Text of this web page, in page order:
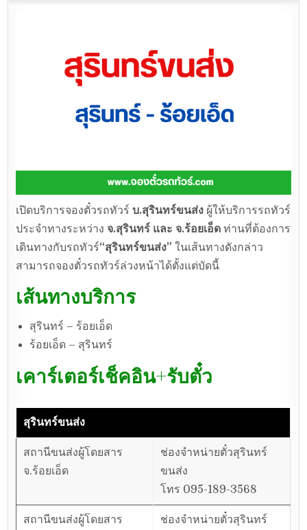
เปิดบริการจองตั๋วรถทัวร์บ.สุรินทร์ขนส่ง ผู้ให้บริการรถทัวร์
ประจำทางระหว่าง จ.สุรินทร์ และ จ.ร้อยเอ็ด ท่านที่ต้องการ
เดินทางกับรถทัวร์“สุรินทร์ขนส่ง” ในเส้นทางดังกล่าว
สามารถจองตั๋วรถทัวร์ล่วงหน้าได้ตั้งแต่บัดนี้
เส้นทางบริการ
สุรินทร์ – ร้อยเอ็ด
ร้อยเอ็ด – สุรินทร์
เคาร์เตอร์เช็คอิน+รับตั๋ว
สุรินทร์ขนส่ง
สถานีขนส่งผู้โดยสาร
จ.ร้อยเอ็ด
ช่องจำหน่ายตั๋วสุรินทร์
ขนส่ง
โทร 095-189-3568
สถานีขนส่งผู้โดยสาร
ช่องจำหน่ายตั๋วสุรินทร์